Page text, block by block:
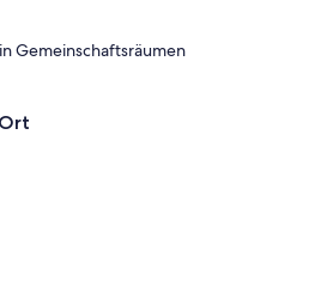
Gemeinschaftsräumen